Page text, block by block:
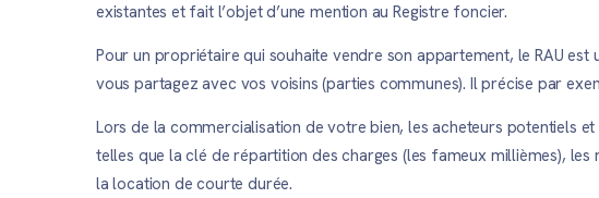
existantes et fait l’objet d’une mention au Registre foncier.
Pour un propriétaire qui souhaite vendre son appartement, le RAU
vous partagez avec vos voisins (parties communes). Il précise par
Lors de la commercialisation de votre bien, les acheteurs potentiels
telles que la clé de répartition des charges (les fameux millièmes),
la location de courte durée.